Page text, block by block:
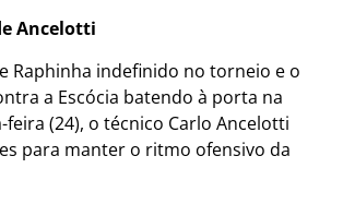
Ancelotti
Raphinha indefinido no torneio e o
a Escócia batendo à porta na
(24), o técnico Carlo Ancelotti
para manter o ritmo ofensivo da